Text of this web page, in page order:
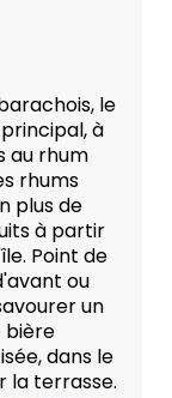
le
à
au rhum
rhums
plus de
à partir
Point de
ou
un
bière
dans le
la terrasse.